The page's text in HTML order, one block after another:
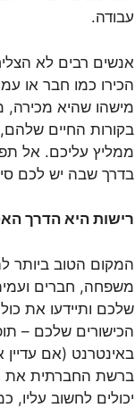
עבודה.
אנשים רבים לא
הכירו כמו חבר או
מישהו שהיא מכירה,
בקורות החיים
ממליץ עליכם. אל
בדרך שבה יש לכם
רישות היא הדרך
המקום הטוב ביותר
משפחה, חברים
שלכם ותיידעו את
הכישורים שלכם –
באינטרנט (אם עדיין
ברשת החברתית את
יכולים לחשוב